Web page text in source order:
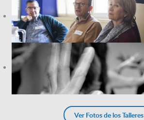
Ver Fotos de los Talleres